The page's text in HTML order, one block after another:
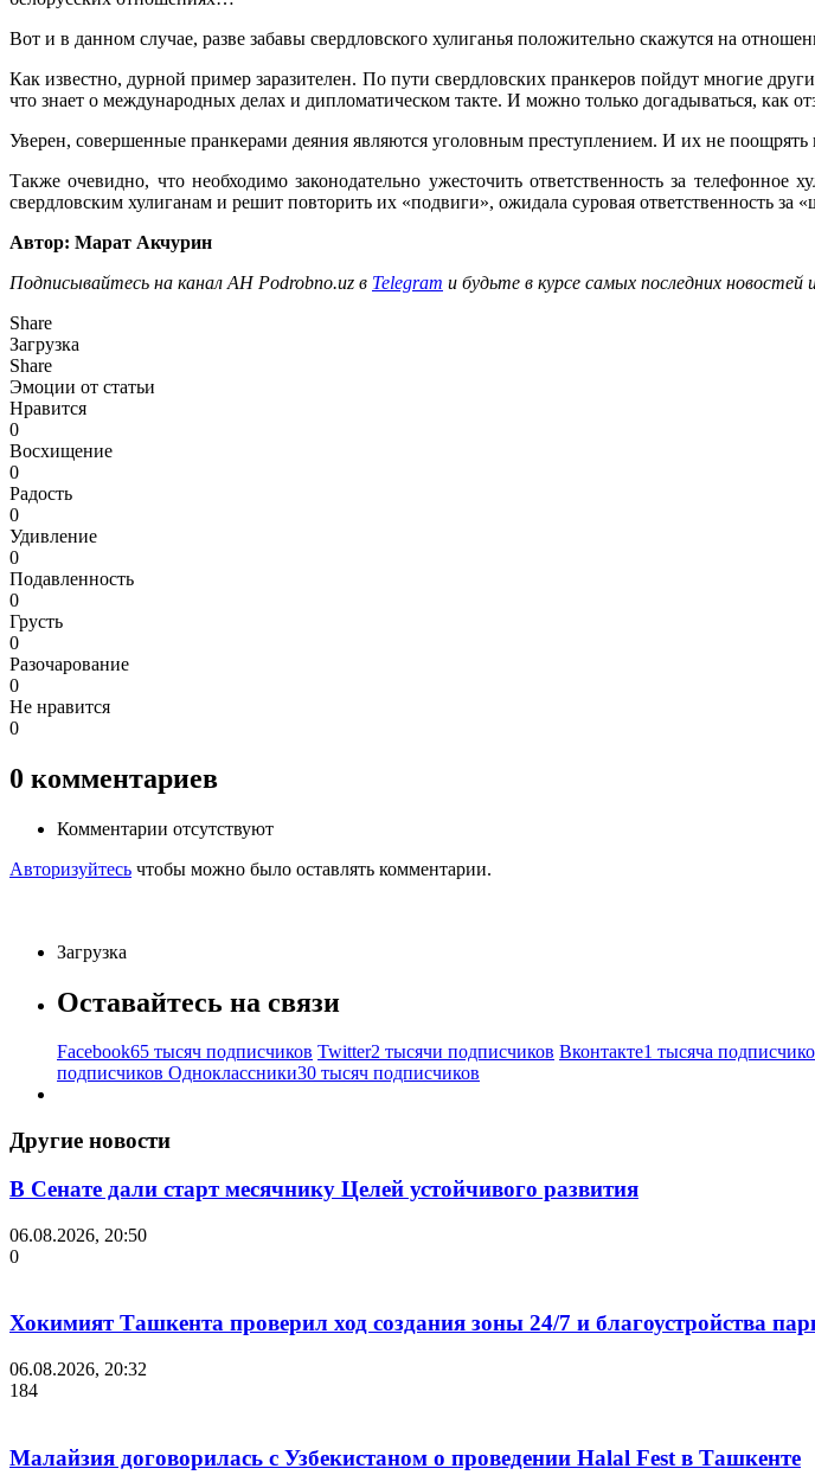
Вот и в данном случае, разве забавы свердловского хулиганья положительно скажутся на
Как известно, дурной пример заразителен. По пути свердловских пранкеров пойдут многие
что знает о международных делах и дипломатическом такте. И можно только догадываться, как
Уверен, совершенные пранкерами деяния являются уголовным преступлением. И их не поощрять
Также очевидно, что необходимо законодательно ужесточить ответственность за
свердловским хулиганам и решит повторить их «подвиги», ожидала суровая ответственность за
Автор: Марат Акчурин
Подписывайтесь на канал АН Podrobno.uz в Telegram и будьте в курсе самых последних новостей
Share
Загрузка
Share
Эмоции от статьи
Нравится
0
Восхищение
0
Радость
0
Удивление
0
Подавленность
0
Грусть
0
Разочарование
0
Не нравится
0
0 комментариев
Комментарии отсутствуют
Авторизуйтесь чтобы можно было оставлять комментарии.
Загрузка
Оставайтесь на связи
Facebook65 тысяч подписчиков Twitter2 тысячи подписчиков Вконтакте1 тысяча
подписчиков Одноклассники30 тысяч подписчиков
Другие новости
В Сенате дали старт месячнику Целей устойчивого развития
06.08.2026, 20:50
0
Хокимият Ташкента проверил ход создания зоны 24/7 и благоустройства
06.08.2026, 20:32
184
Малайзия договорилась с Узбекистаном о проведении Halal Fest в Ташкенте